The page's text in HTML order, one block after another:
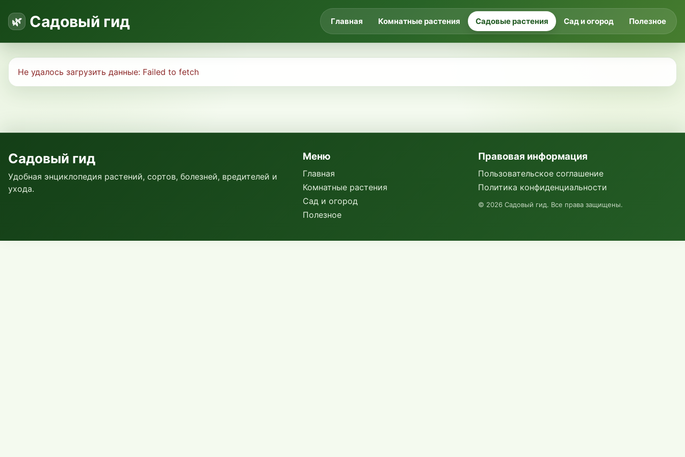
Садовый гид Главная Комнатные растения Садовые растения Сад и огород Полезное
Не удалось загрузить данные: Failed to fetch
Садовый гид
Удобная энциклопедия растений, сортов, болезней, вредителей и
ухода.
Меню
Главная
Комнатные растения
Сад и огород
Полезное
Правовая информация
Пользовательское соглашение
Политика конфиденциальности
© 2026 Садовый гид. Все права защищены.